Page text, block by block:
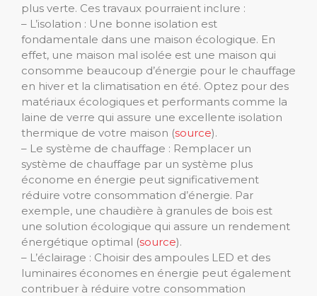
plus verte. Ces travaux pourraient inclure :
– L’isolation : Une bonne isolation est
fondamentale dans une maison écologique. En
effet, une maison mal isolée est une maison qui
consomme beaucoup d’énergie pour le chauffage
en hiver et la climatisation en été. Optez pour des
matériaux écologiques et performants comme la
laine de verre qui assure une excellente isolation
thermique de votre maison (source).
– Le système de chauffage : Remplacer un
système de chauffage par un système plus
économe en énergie peut significativement
réduire votre consommation d’énergie. Par
exemple, une chaudière à granules de bois est
une solution écologique qui assure un rendement
énergétique optimal (source).
– L’éclairage : Choisir des ampoules LED et des
luminaires économes en énergie peut également
contribuer à réduire votre consommation